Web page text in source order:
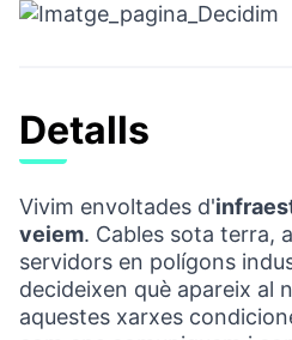
Detalls
Vivim envoltades d'
veiem. Cables sota terra,
servidors en polígons
decideixen què apareix al
aquestes xarxes